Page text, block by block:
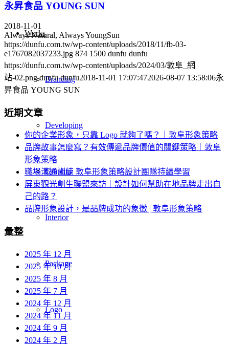
Works
Branding
Developing
Graphic
Interior
Package
Logo
永昇食品 YOUNG SUN
2018-11-01
Always Natural, Always YoungSun
https://dunfu.com.tw/wp-content/uploads/2018/11/fb-03-
e1767082037233.jpg 874 1500 dunfu dunfu
https://dunfu.com.tw/wp-content/uploads/2024/03/敦阜_網
站-02.png dunfu dunfu2018-11-01 17:07:472026-08-07 13:58:06永
昇食品 YOUNG SUN
近期文章
你的企業形象，只靠 Logo 就夠了嗎？｜敦阜形象策略
品牌故事怎麼寫？有效傳遞品牌價值的關鍵策略｜敦阜
形象策略
職場溝通訓練 敦阜形象策略設計團隊持續學習
屏東觀光創生聯盟來訪｜設計如何幫助在地品牌走出自
己的路？
品牌形象設計，是品牌成功的象徵 | 敦阜形象策略
彙整
2025 年 12 月
2025 年 10 月
2025 年 8 月
2025 年 7 月
2024 年 12 月
2024 年 11 月
2024 年 9 月
2024 年 2 月